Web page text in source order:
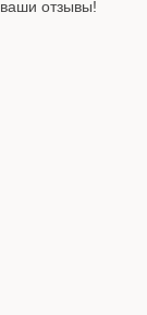
отзывы!